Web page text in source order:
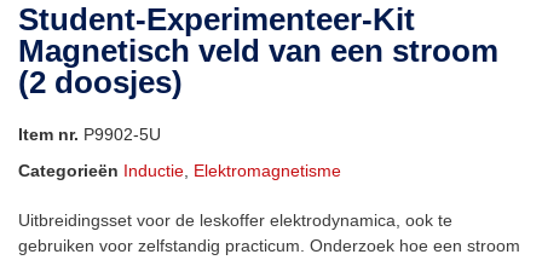
Student-Experimenteer-Kit
Magnetisch veld van een stroom
(2 doosjes)
Item nr. P9902-5U
Categorieën Inductie Elektromagnetisme
Uitbreidingsset voor de leskoffer elektrodynamica, ook te
gebruiken voor zelfstandig practicum. Onderzoek hoe een stroom